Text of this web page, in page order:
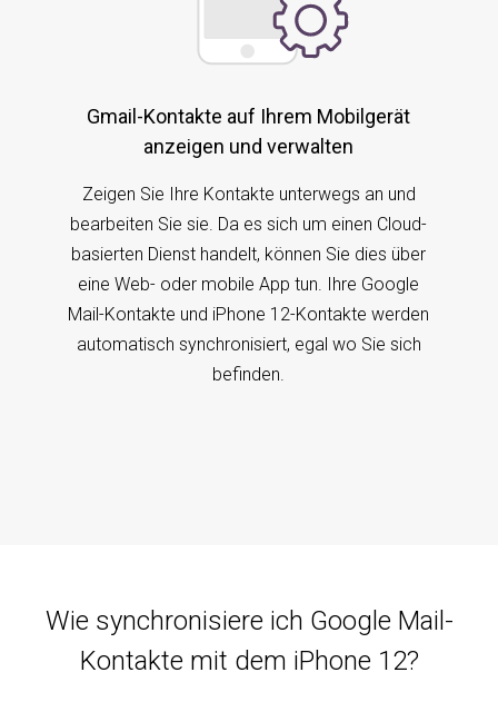
Gmail-Kontakte auf Ihrem Mobilgerät
anzeigen und verwalten
Zeigen Sie Ihre Kontakte unterwegs an und
bearbeiten Sie sie. Da es sich um einen Cloud-
basierten Dienst handelt, können Sie dies über
eine Web- oder mobile App tun. Ihre Google
Mail-Kontakte und iPhone 12-Kontakte werden
automatisch synchronisiert, egal wo Sie sich
befinden.
Wie synchronisiere ich Google Mail-
Kontakte mit dem iPhone 12?